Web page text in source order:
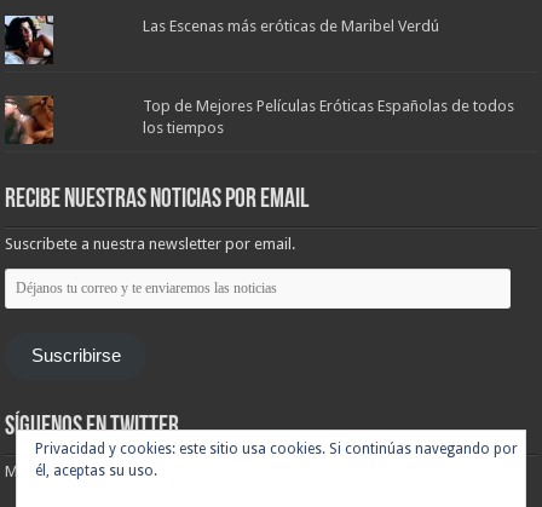
Las Escenas más eróticas de Maribel Verdú
Top de Mejores Películas Eróticas Españolas de todos
los tiempos
Recibe nuestras noticias por email
Suscribete a nuestra newsletter por email.
Déjanos
tu
correo
enviaremos
Suscribirse
Síguenos en Twitter
Mis tuits
Privacidad y cookies: este sitio usa cookies. Si continúas navegando por
él, aceptas su uso.